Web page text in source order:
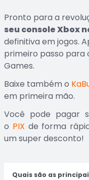
Pronto para a
seu console Xbox
definitiva em jogos.
primeiro passo para
Games.
Baixe também o
em primeira mão.
Você pode pagar
o PIX de forma
um super desconto!
Quais são as